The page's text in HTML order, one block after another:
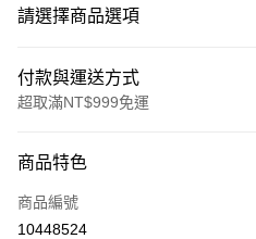
請選擇商品選項
付款與運送方式
超取滿NT$999免運
信用卡一次付款
超商取貨付款
商品特色
商品編號
10448524